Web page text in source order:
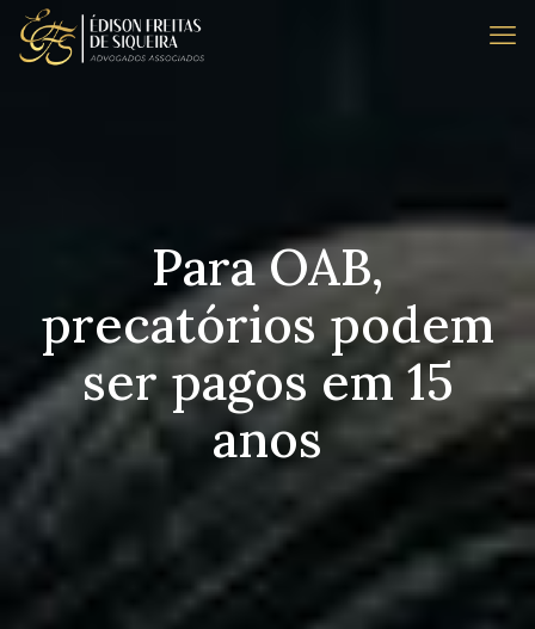
Para OAB,
precatórios podem
ser pagos em 15
anos